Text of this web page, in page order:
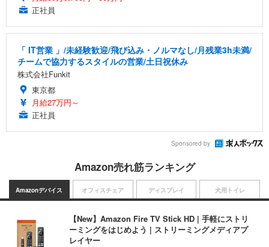
正社員
「 IT営業 」/未経験歓迎/飛び込み・ノルマなし/月残業3h未満/
チームで協力するスタイルの営業/土日祝休み
株式会社Funkit
東京都
月給27万円～
正社員
Sponsored by
Amazon売れ筋ランキング
Amazonデバイス
【New】Amazon Fire TV Stick HD | 手軽にストリ
ーミングをはじめよう | ストリーミングメディアプ
レイヤー
オフィスチェア ディスプレイ 犬用トイレ